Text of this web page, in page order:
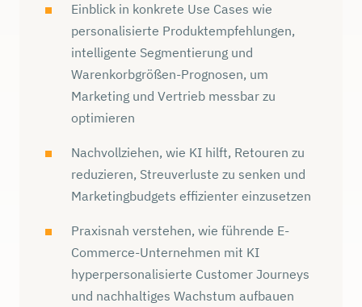
Einblick in konkrete Use Cases wie
personalisierte Produktempfehlungen,
intelligente Segmentierung und
Warenkorbgrößen-Prognosen, um
Marketing und Vertrieb messbar zu
optimieren
Nachvollziehen, wie KI hilft, Retouren zu
reduzieren, Streuverluste zu senken und
Marketingbudgets effizienter einzusetzen
Praxisnah verstehen, wie führende E-
Commerce-Unternehmen mit KI
hyperpersonalisierte Customer Journeys
und nachhaltiges Wachstum aufbauen